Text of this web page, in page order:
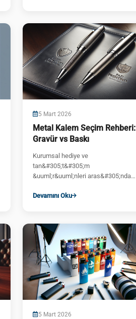
5 Mart 2026
Metal Kalem Seçim Rehberi:
Gravür vs Baskı
Kurumsal hediye ve
tan&#305;t&#305;m
&uuml;r&uuml;nleri aras&#305;nda
Devamını Oku
5 Mart 2026